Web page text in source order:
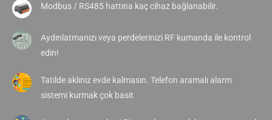
Modbus / RS485 hattına kaç cihaz bağlanabilir.
Aydınlatmanızı veya perdelerinizi RF kumanda ile kontrol
edin!
Tatilde aklınız evde kalmasın. Telefon aramalı alarm
sistemi kurmak çok basit